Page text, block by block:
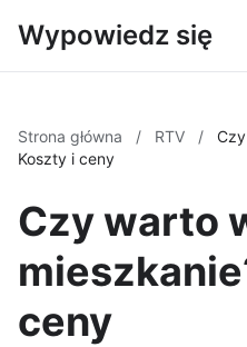
Wypowiedz się
Strona główna / RTV /
Koszty i ceny
Czy warto
ceny